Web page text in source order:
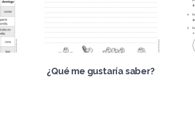
¿Qué me gustaría saber?